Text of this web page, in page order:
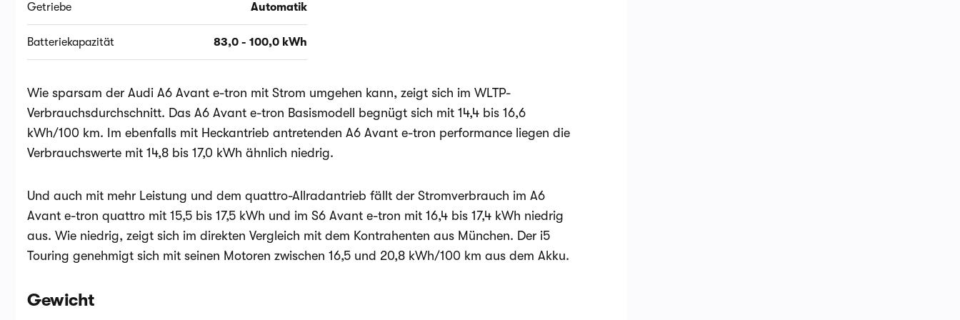
Getriebe Automatik
Batteriekapazität 83,0 - 100,0 kWh
Wie sparsam der Audi A6 Avant e-tron mit Strom umgehen kann, zeigt sich im WLTP-
Verbrauchsdurchschnitt. Das A6 Avant e-tron Basismodell begnügt sich mit 14,4 bis 16,6
kWh/100 km. Im ebenfalls mit Heckantrieb antretenden A6 Avant e-tron performance liegen die
Verbrauchswerte mit 14,8 bis 17,0 kWh ähnlich niedrig.
Und auch mit mehr Leistung und dem quattro-Allradantrieb fällt der Stromverbrauch im A6
Avant e-tron quattro mit 15,5 bis 17,5 kWh und im S6 Avant e-tron mit 16,4 bis 17,4 kWh niedrig
aus. Wie niedrig, zeigt sich im direkten Vergleich mit dem Kontrahenten aus München. Der i5
Touring genehmigt sich mit seinen Motoren zwischen 16,5 und 20,8 kWh/100 km aus dem Akku.
Gewicht